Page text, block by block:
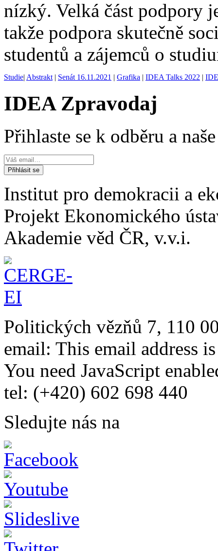
nízký. Velká část podpory
takže podpora skutečně
studentů a zájemců o
Studie| Abstrakt | Senát 16.11.2021 | Grafika | IDEA Talks 2022 |
IDEA Zpravodaj
Přihlaste se k odběru a
Institut pro demokracii a
Projekt Ekonomického
Akademie věd ČR, v.v.i.
Politických vězňů 7, 110
email: This email address
You need JavaScript
tel: (+420) 602 698 440
Sledujte nás na